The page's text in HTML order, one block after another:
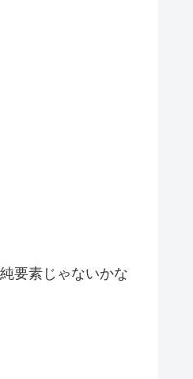
要素じゃないかな